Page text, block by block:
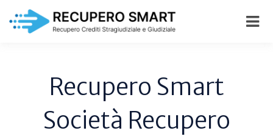
Recupero Smart
Società Recupero